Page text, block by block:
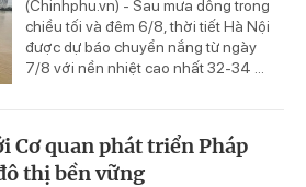
(Chinhphu.vn) - Sau mưa dông trong
chiều tối và đêm 6/8, thời tiết Hà Nội
được dự báo chuyển nắng từ ngày
7/8 với nền nhiệt cao nhất 32-34 ...
Cơ quan phát triển Pháp
thị bền vững